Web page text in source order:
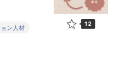
ン人材 12